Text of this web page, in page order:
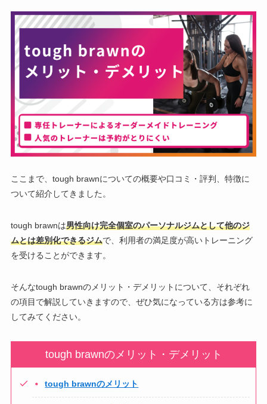
ここまで、tough brawnについての概要や口コミ・評判、特徴に
ついて紹介してきました。
tough brawnは男性向け完全個室のパーソナルジムとして他のジ
ムとは差別化できるジムで、利用者の満足度が高いトレーニング
を受けることができます。
そんなtough brawnのメリット・デメリットについて、それぞれ
の項目で解説していきますので、ぜひ気になっている方は参考に
してみてください。
tough brawnのメリット・デメリット
tough brawnのメリット